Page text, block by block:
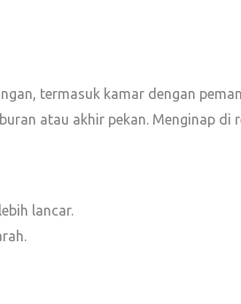
termasuk kamar dengan
atau akhir pekan. Menginap
lancar.